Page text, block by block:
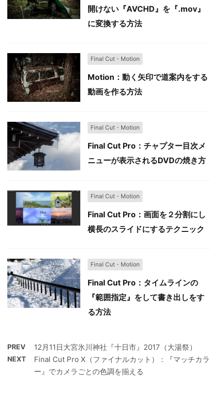
開けない『AVCHD』を『.mov』
に変換する方法
Final Cut・Motion
Motion：動く矢印で道案内をする
動画を作る方法
Final Cut・Motion
Final Cut Pro：チャプター目次メ
ニューが表示されるDVDの焼き方
Final Cut・Motion
Final Cut Pro：画面を２分割にし
横長のスライドにするテクニック
Final Cut・Motion
Final Cut Pro：タイムラインの
『範囲指定』をして書き出しをす
る方法
PREV 12月11日大宮氷川神社『十日市』2017（大湯祭）
NEXT
Final Cut Pro X（ファイナルカット）：『マッチカラ
ー』でカメラごとの色調を揃える